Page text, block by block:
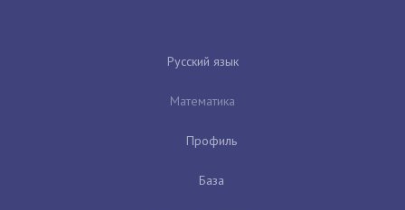
Русский язык
Математика
Профиль
База